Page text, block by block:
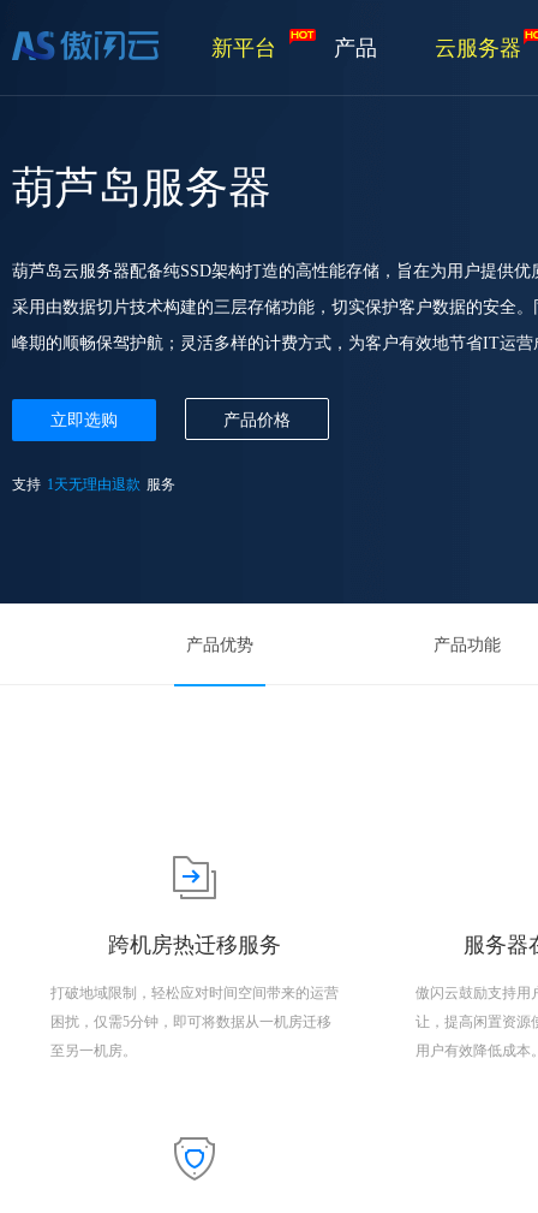
新平台 产品 云服务器
葫芦岛服务器
葫芦岛云服务器配备纯SSD架构打造的高性能存储，旨在为用户提供
采用由数据切片技术构建的三层存储功能，切实保护客户数据的安全
峰期的顺畅保驾护航；灵活多样的计费方式，为客户有效地节省IT运
立即选购 产品价格
支持 1天无理由退款 服务
产品优势 产品功能
跨机房热迁移服务
打破地域限制，轻松应对时间空间带来的运营
困扰，仅需5分钟，即可将数据从一机房迁移
至另一机房。
服务器
傲闪云鼓励支持用
让，提高闲置资源
用户有效降低成本